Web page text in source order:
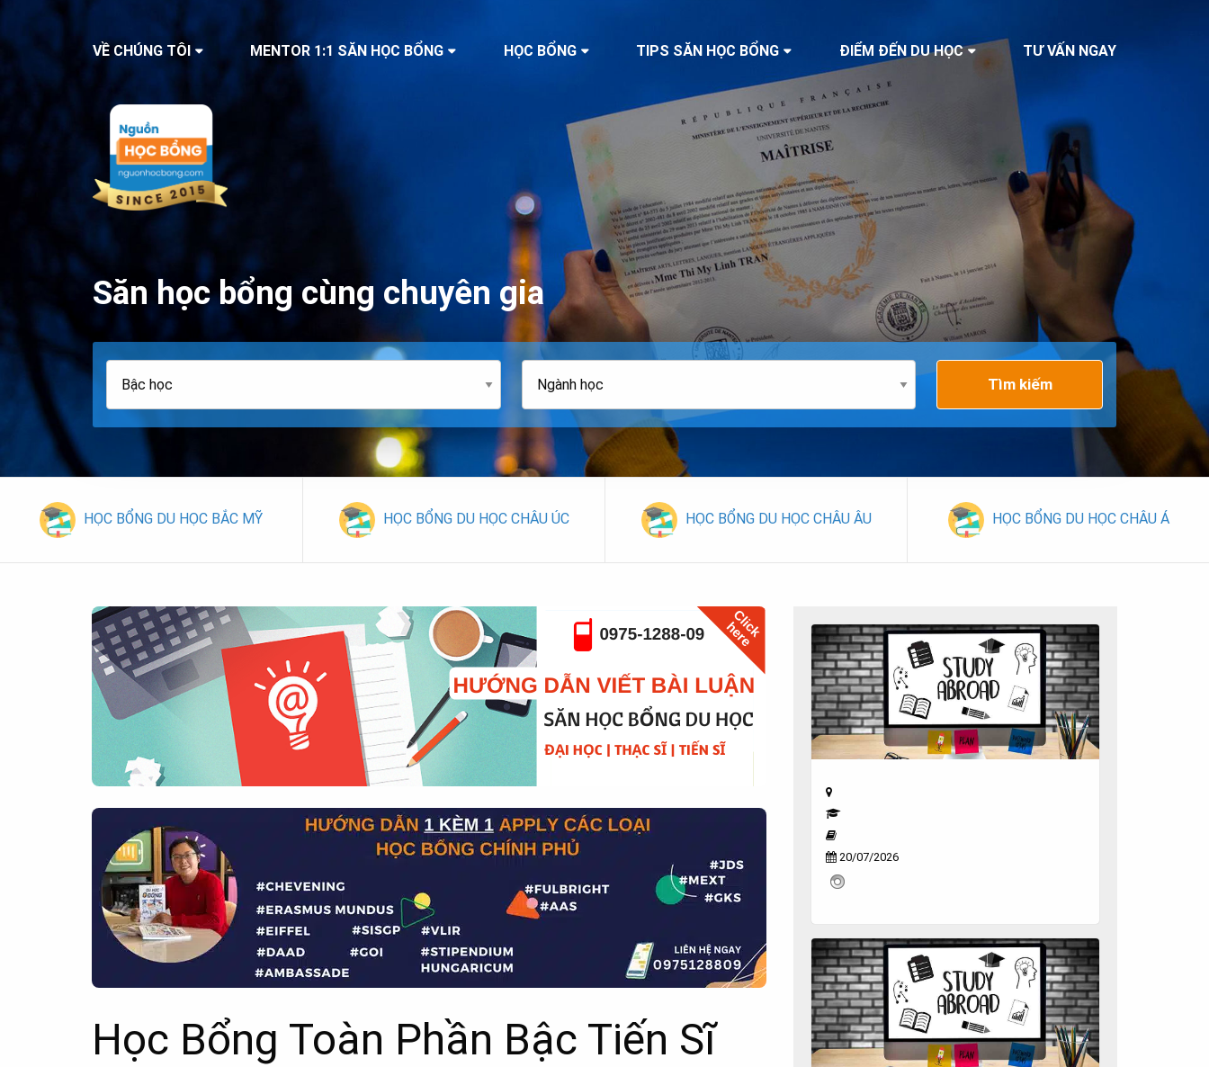
VỀ CHÚNG TÔI MENTOR 1:1 SĂN HỌC BỔNG HỌC BỔNG TIPS SĂN HỌC BỔNG ĐIỂM ĐẾN DU HỌC TƯ VẤN NGAY
Săn học bổng cùng chuyên gia
Tìm kiếm
HỌC BỔNG DU HỌC BẮC MỸ HỌC BỔNG DU HỌC CHÂU ÚC HỌC BỔNG DU HỌC CHÂU ÂU HỌC BỔNG DU HỌC CHÂU Á
Học Bổng Toàn Phần Bậc Tiến Sĩ
20/07/2026